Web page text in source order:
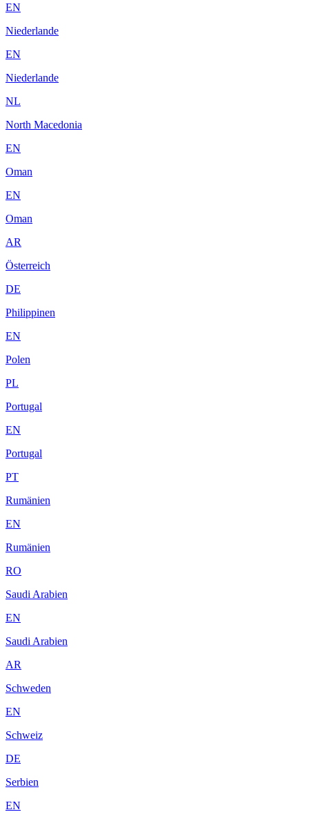
EN
Niederlande
EN
Niederlande
NL
North Macedonia
EN
Oman
EN
Oman
AR
Österreich
DE
Philippinen
EN
Polen
PL
Portugal
EN
Portugal
PT
Rumänien
EN
Rumänien
RO
Saudi Arabien
EN
Saudi Arabien
AR
Schweden
EN
Schweiz
DE
Serbien
EN